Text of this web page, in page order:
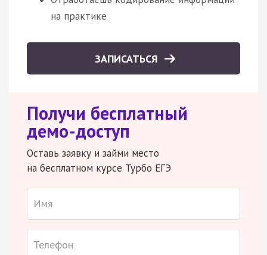
на практике
ЗАПИСАТЬСЯ
Получи бесплатный
демо-доступ
Оставь заявку и займи место
на бесплатном курсе Турбо ЕГЭ